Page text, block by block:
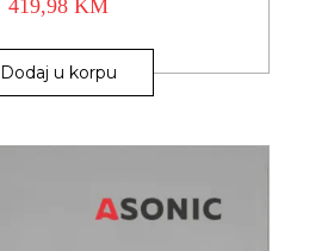
419,98KM
Dodaj u korpu